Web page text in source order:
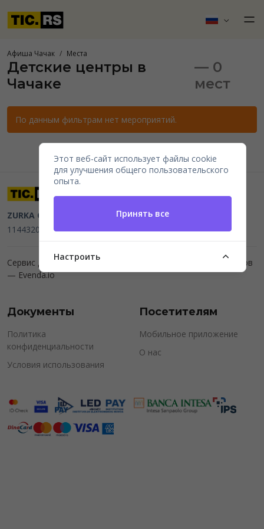
Афиша Чачак Места
Детские центры в
Чачаке
— 0
мест
По данным фильтрам нет мероприятий.
ZURKA CE BITI DOO Beograd, Kraljice Natalije 11
114432064, MB 22023195,mail@tic.rs, +381 63 173 3142
Сервис для организаторов мероприятий и продажи билетов
— Evenda.io
Документы
Политика
конфиденциальности
Условия использования
Посетителям
Мобильное приложение
О нас
Этот веб-сайт использует файлы cookie
для улучшения общего пользовательского
опыта.
Принять все
Настроить